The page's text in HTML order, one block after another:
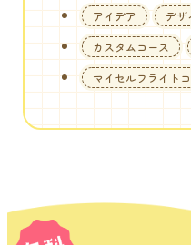
アイデア
デザ
カスタムコース
マイセルフライト